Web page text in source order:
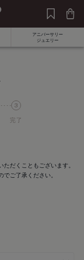
アニバーサリー
ジュエリー
完了
だくこともございます。
ご了承ください。